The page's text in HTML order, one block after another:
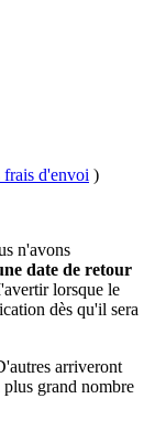
frais d'envoi )
n'avons
date de retour
lorsque le
dès qu'il sera
arriveront
grand nombre